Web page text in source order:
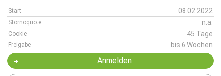
Start 08.02.2022
Stornoquote n.a.
Cookie 45 Tage
Freigabe bis 6 Wochen
Anmelden